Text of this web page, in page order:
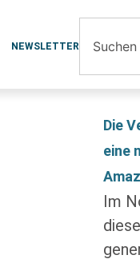
NEWSLETTER
Die
eine
Im